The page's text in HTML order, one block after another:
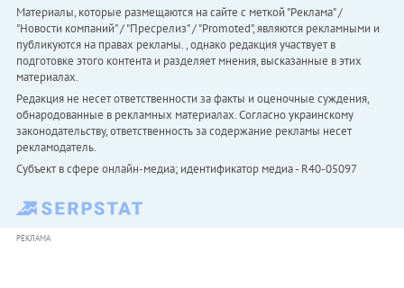
Материалы, которые размещаются на сайте с меткой "Реклама" /
"Новости компаний" / "Пресрелиз" / "Promoted", являются рекламными и
публикуются на правах рекламы. , однако редакция участвует в
подготовке этого контента и разделяет мнения, высказанные в этих
материалах.
Редакция не несет ответственности за факты и оценочные суждения,
обнародованные в рекламных материалах. Согласно украинскому
законодательству, ответственность за содержание рекламы несет
рекламодатель.
Субъект в сфере онлайн-медиа; идентификатор медиа - R40-05097
РЕКЛАМА